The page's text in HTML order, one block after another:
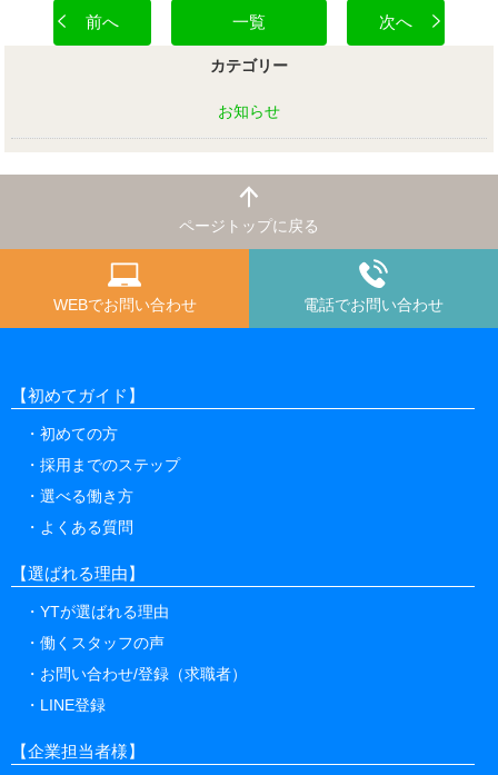
前へ 一覧 次へ
カテゴリー
お知らせ
ページトップに戻る
WEBでお問い合わせ 電話でお問い合わせ
【初めてガイド】
初めての方
採用までのステップ
選べる働き方
よくある質問
【選ばれる理由】
YTが選ばれる理由
働くスタッフの声
お問い合わせ/登録（求職者）
LINE登録
【企業担当者様】